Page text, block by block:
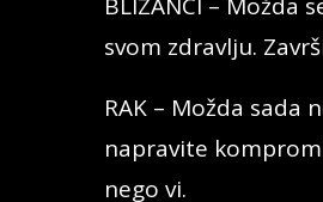
BLIZANCI – Možda
svom zdravlju.
RAK – Možda
napravite
nego vi.